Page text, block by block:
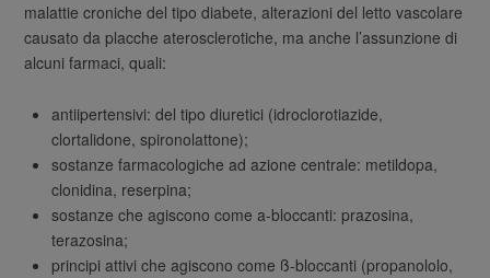
malattie croniche del tipo diabete, alterazioni del letto vascolare
causato da placche aterosclerotiche, ma anche l’assunzione di
alcuni farmaci, quali:
antiipertensivi: del tipo diuretici (idroclorotiazide,
clortalidone, spironolattone);
sostanze farmacologiche ad azione centrale: metildopa,
clonidina, reserpina;
sostanze che agiscono come a-bloccanti: prazosina,
terazosina;
principi attivi che agiscono come ß-bloccanti (propanololo,